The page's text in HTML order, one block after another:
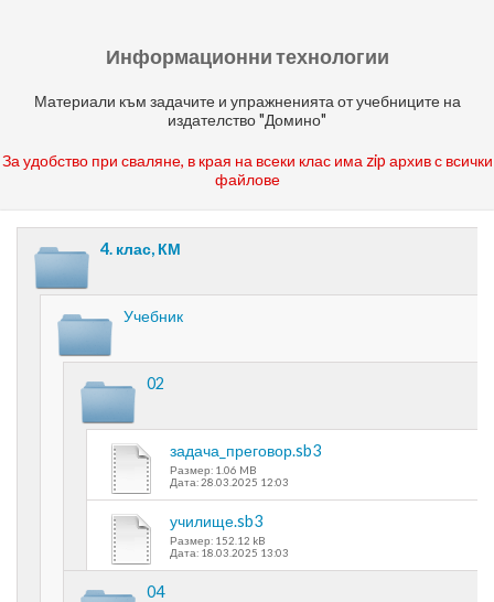
Информационни технологии
Материали към задачите и упражненията от учебниците на
издателство "Домино"
За удобство при сваляне, в края на всеки клас има zip архив с всички
файлове
4. клас, КМ
Учебник
02
задача_преговор.sb3
Размер: 1.06 MB
Дата: 28.03.2025 12:03
училище.sb3
Размер: 152.12 kB
Дата: 18.03.2025 13:03
04